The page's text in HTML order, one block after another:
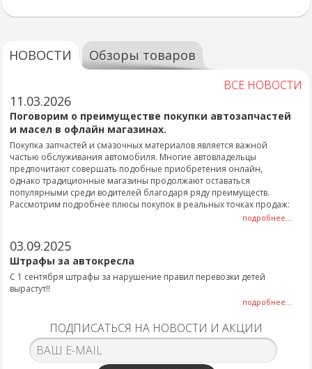
НОВОСТИ Обзоры товаров
ВСЕ НОВОСТИ
11.03.2026
Поговорим о преимуществе покупки автозапчастей
и масел в офлайн магазинах.
Покупка запчастей и смазочных материалов является важной
частью обслуживания автомобиля. Многие автовладельцы
предпочитают совершать подобные приобретения онлайн,
однако традиционные магазины продолжают оставаться
популярными среди водителей благодаря ряду преимуществ.
Рассмотрим подробнее плюсы покупок в реальных точках продаж:
подробнее...
03.09.2025
Штрафы за автокресла
С 1 сентября штрафы за нарушение правил перевозки детей
вырастут!!
подробнее...
ПОДПИСАТЬСЯ НА НОВОСТИ И АКЦИИ